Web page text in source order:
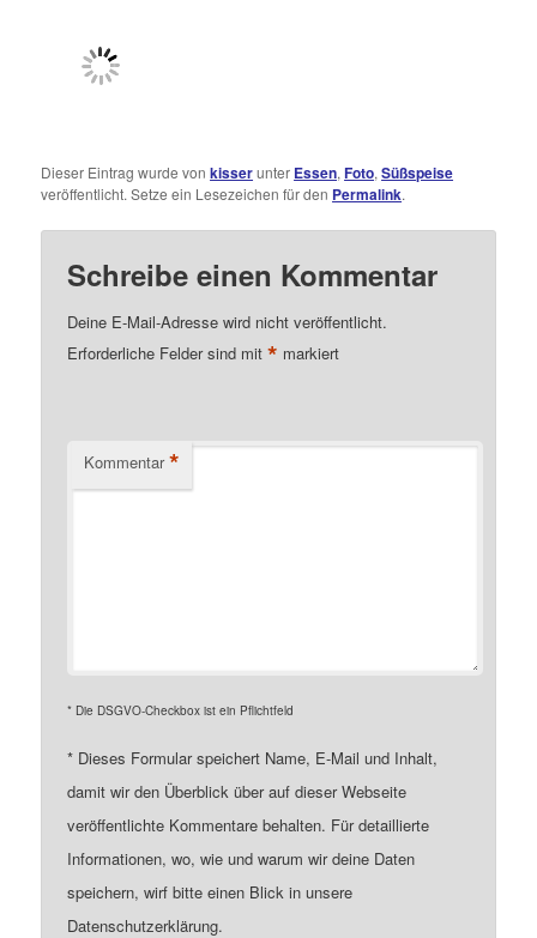
Dieser Eintrag wurde vonkisserunter Essen,Foto,Süßspeise
veröffentlicht. Setze ein Lesezeichen für den Permalink.
Schreibe einen Kommentar
Deine E-Mail-Adresse wird nicht veröffentlicht.
Erforderliche Felder sind mit* markiert
Kommentar *
* Die DSGVO-Checkbox ist ein Pflichtfeld
* Dieses Formular speichert Name, E-Mail und Inhalt,
damit wir den Überblick über auf dieser Webseite
veröffentlichte Kommentare behalten. Für detaillierte
Informationen, wo, wie und warum wir deine Daten
speichern, wirf bitte einen Blick in unsere
Datenschutzerklärung.